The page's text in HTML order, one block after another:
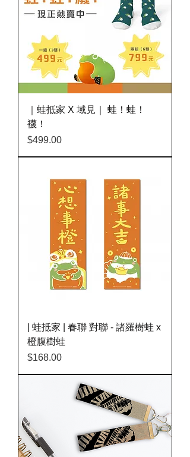
｜蛙抵家 X 域見｜ 蛙！蛙！
襪！
價格
$499.00
| 蛙抵家 | 春聯 對聯 - 諸羅樹蛙 x
橙腹樹蛙
價格
$168.00